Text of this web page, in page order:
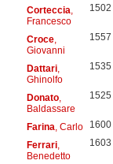
Corteccia
Francesco
1502
Croce,
Giovanni
1557
Dattari,
Ghinolfo
1535
Donato,
Baldassare
1525
Farina , Carlo 1600
Ferrari,
Benedetto
1603